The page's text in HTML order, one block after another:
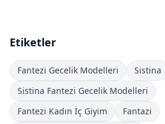
Etiketler
Fantezi Gecelik Modelleri
Sistina
Sistina Fantezi Gecelik Modelleri
Fantezi Kadın İç Giyim
Fantazi